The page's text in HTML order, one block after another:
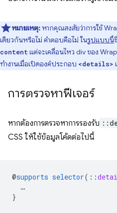
หมายเหตุ: หากคุณสงสัยว่าการใช้
เดียวกันหรือไม่ คำตอบคือไม่ ในรูปแบบนี้
content แต่จะเคลื่อนไหว div ของ
ทำงานเมื่อเปิดองค์ประกอบ <details>
การตรวจหาฟีเจอร์
หากต้องการตรวจหาการรองรับ
CSS ให้ใช้ข้อมูลโค้ดต่อไปนี้
@supports selector( ::
…
}